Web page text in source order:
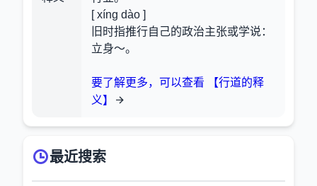
[ xíng dào ]
旧时指推行自己的政治主张或学说：
立身～。
要了解更多，可以查看 【行道的释
义】
最近搜索